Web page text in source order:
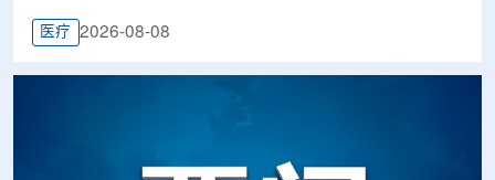
医疗 2026-08-08